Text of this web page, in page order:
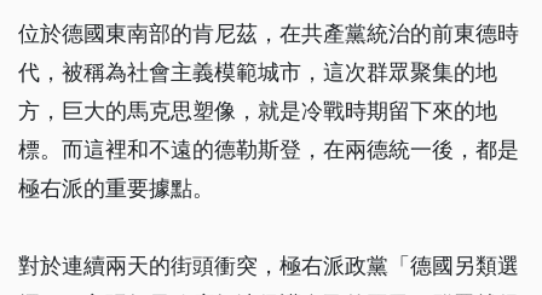
位於德國東南部的肯尼茲，在共產黨統治的前東德時
代，被稱為社會主義模範城市，這次群眾聚集的地
方，巨大的馬克思塑像，就是冷戰時期留下來的地
標。而這裡和不遠的德勒斯登，在兩德統一後，都是
極右派的重要據點。
對於連續兩天的街頭衝突，極右派政黨「德國另類選